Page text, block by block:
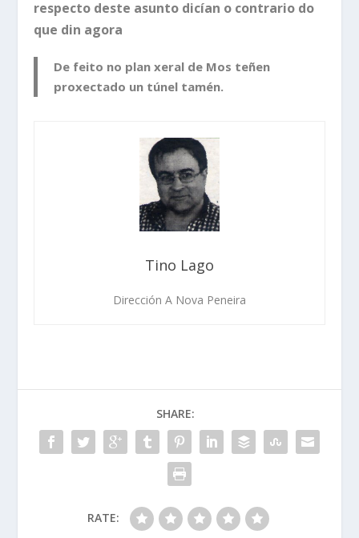
respecto deste asunto dicían o contrario do
que din agora
De feito no plan xeral de Mos teñen
proxectado un túnel tamén.
Tino Lago
Dirección A Nova Peneira
SHARE:
RATE: